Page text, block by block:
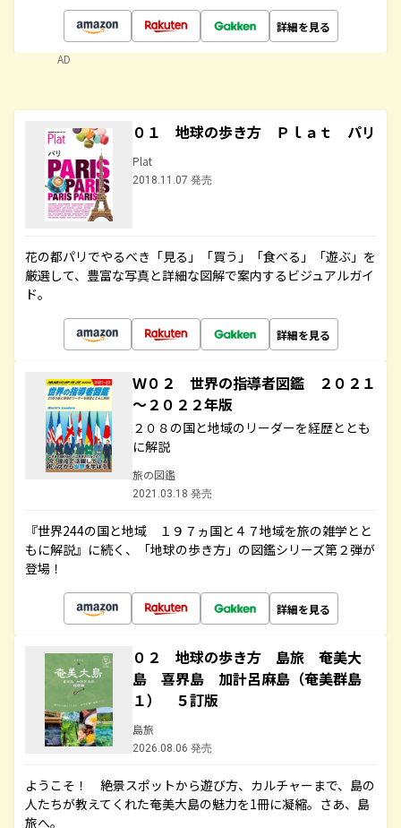
詳細を見る
AD
０１ 地球の歩き方 Ｐｌａｔ パリ
Plat
2018.11.07 発売
花の都パリでやるべき「見る」「買う」「食べる」「遊ぶ」を
厳選して、豊富な写真と詳細な図解で案内するビジュアルガイ
ド。
詳細を見る
Ｗ０２ 世界の指導者図鑑 ２０２１
～２０２２年版
２０８の国と地域のリーダーを経歴ととも
に解説
旅の図鑑
2021.03.18 発売
『世界244の国と地域 １９７ヵ国と４７地域を旅の雑学とと
もに解説』に続く、「地球の歩き方」の図鑑シリーズ第２弾が
登場！
詳細を見る
０２ 地球の歩き方 島旅 奄美大
島 喜界島 加計呂麻島（奄美群島
１） ５訂版
島旅
2026.08.06 発売
ようこそ！ 絶景スポットから遊び方、カルチャーまで、島の
人たちが教えてくれた奄美大島の魅力を1冊に凝縮。さあ、島
旅へ。